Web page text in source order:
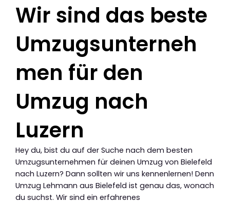
Wir sind das beste
Umzugsunterneh
men für den
Umzug nach
Luzern
Hey du, bist du auf der Suche nach dem besten
Umzugsunternehmen für deinen Umzug von Bielefeld
nach Luzern? Dann sollten wir uns kennenlernen! Denn
Umzug Lehmann aus Bielefeld ist genau das, wonach
du suchst. Wir sind ein erfahrenes